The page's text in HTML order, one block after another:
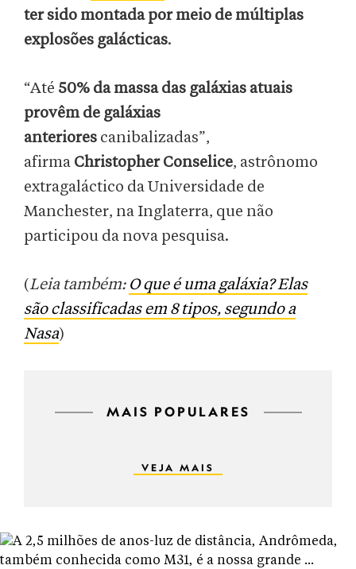
ter sido montada por meio de múltiplas
explosões galácticas.
“Até 50% da massa das galáxias atuais
provêm de galáxias
anteriores canibalizadas”,
afirma Christopher Conselice, astrônomo
extragaláctico da Universidade de
Manchester, na Inglaterra, que não
participou da nova pesquisa.
(Leia também: O que é uma galáxia? Elas
são classificadas em 8 tipos, segundo a
Nasa)
MAIS POPULARES
VEJA MAIS